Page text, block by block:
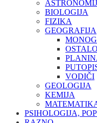
BIOLOGIJA
FIZIKA
GEOGRAFIJA
OSTALO
VODIČI
GEOLOGIJA
KEMIJA
PSIHOLOGIJA,